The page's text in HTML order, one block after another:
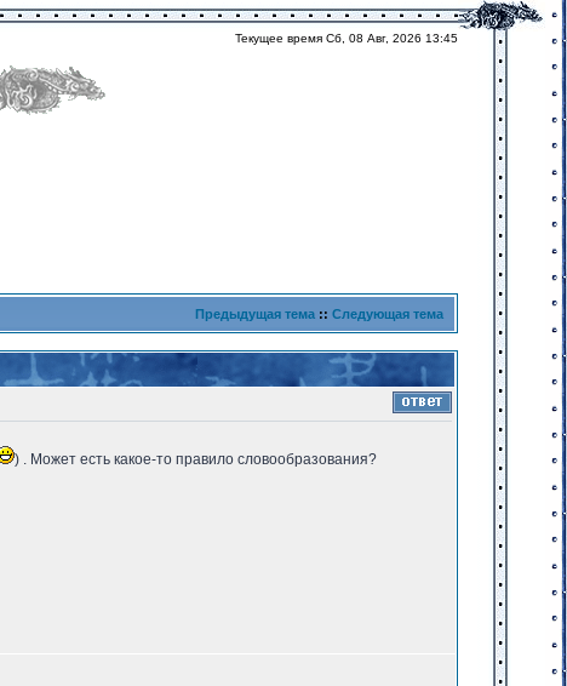
Текущее время Сб, 08 Авг, 2026 13:45
Предыдущая тема :: Следующая тема
) . Может есть какое-то правило словообразования?